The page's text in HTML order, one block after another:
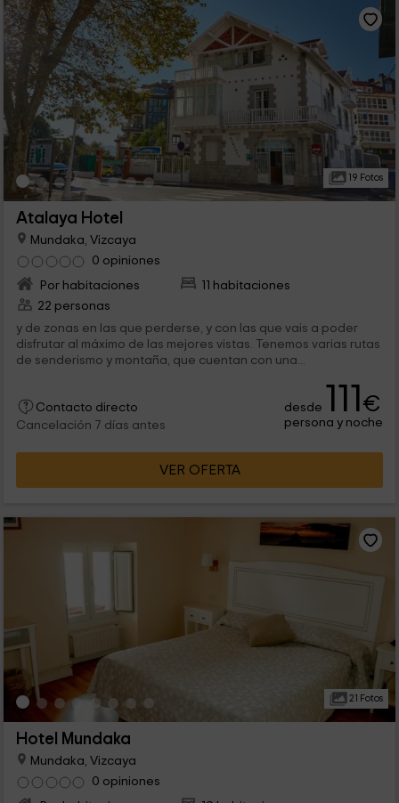
19 Fotos
Atalaya Hotel
Mundaka, Vizcaya
0 opiniones
Por habitaciones
11 habitaciones
22 personas
y de zonas en las que perderse, y con las que vais a poder
disfrutar al máximo de las mejores vistas. Tenemos varias rutas
de senderismo y montaña, que cuentan con una...
Contacto directo
Cancelación 7 días antes
desde 111€
persona y noche
VER OFERTA
21 Fotos
Hotel Mundaka
Mundaka, Vizcaya
0 opiniones